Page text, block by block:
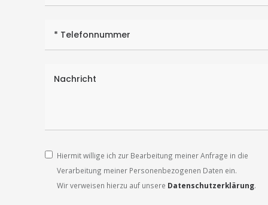
Hiermit willige ich zur Bearbeitung meiner Anfrage in die
Verarbeitung meiner Personenbezogenen Daten ein.
Wir verweisen hierzu auf unsere Datenschutzerklärung.